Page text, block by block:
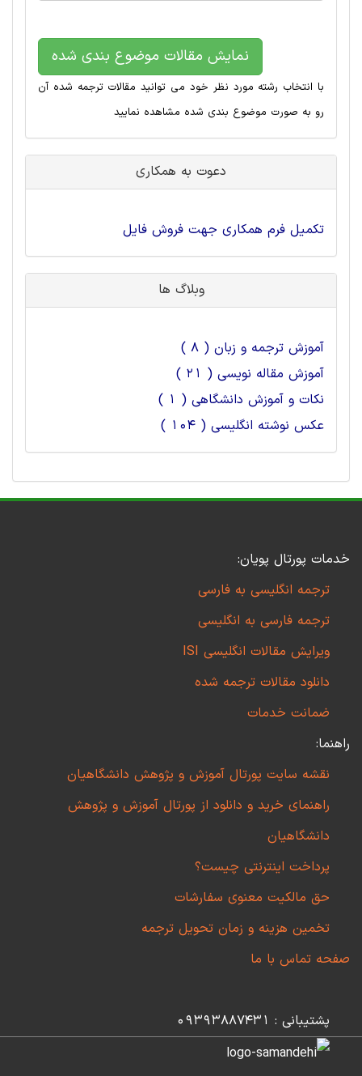
نمایش مقالات موضوع بندی شده
با انتخاب رشته مورد نظر خود می توانید مقالات ترجمه شده آن
رو به صورت موضوع بندی شده مشاهده نمایید
دعوت به همکاری
تکمیل فرم همکاری جهت فروش فایل
وبلاگ ها
آموزش ترجمه و زبان ( 8 )
آموزش مقاله نویسی ( 21 )
نکات و آموزش دانشگاهی ( 1 )
عکس نوشته انگلیسی ( 104 )
خدمات پورتال پویان:
ترجمه انگلیسی به فارسی
ترجمه فارسی به انگلیسی
ویرایش مقالات انگلیسی ISI
دانلود مقالات ترجمه شده
ضمانت خدمات
راهنما:
نقشه سایت پورتال آموزش و پژوهش دانشگاهیان
راهنمای خرید و دانلود از پورتال آموزش و پژوهش
دانشگاهیان
پرداخت اینترنتی چیست؟
حق مالکیت معنوی سفارشات
تخمین هزینه و زمان تحویل ترجمه
صفحه تماس با ما
پشتیبانی : 09393887431